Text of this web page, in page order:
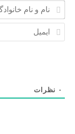
۰ نظرات